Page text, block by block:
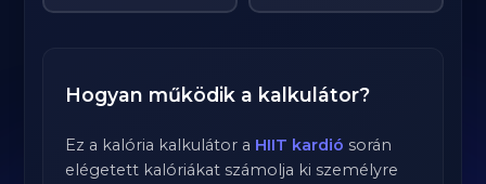
Hogyan működik a kalkulátor?
Ez a kalória kalkulátor a HIIT kardió során
elégetett kalóriákat számolja ki személyre